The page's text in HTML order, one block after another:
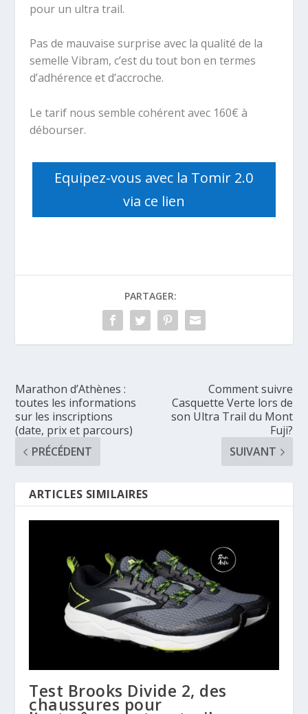
pour un ultra trail.
Pas de mauvaise surprise avec la qualité de la
semelle Vibram, c’est du tout bon en termes
d’adhérence et d’accroche.
Le tarif nous semble cohérent avec 160€ à
débourser.
Equipez-vous avec la Tomir 2.0
via ce lien
PARTAGER:
Marathon d’Athènes :
toutes les informations
sur les inscriptions
(date, prix et parcours)
PRÉCÉDENT
Comment suivre
Casquette Verte lors de
son Ultra Trail du Mont
Fuji?
SUIVANT
ARTICLES SIMILAIRES
Test Brooks Divide 2, des
chaussures pour